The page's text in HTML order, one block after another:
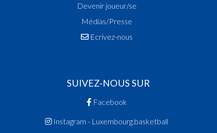
Devenir joueur/se
Médias/Presse
Ecrivez-nous
SUIVEZ-NOUS SUR
Facebook
Instagram - Luxembourg.basketball